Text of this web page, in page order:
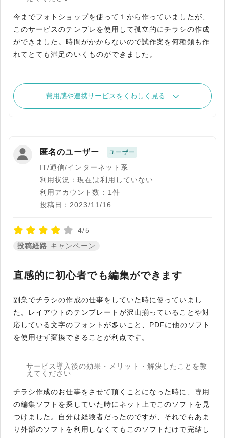
今までフォトショップを使って１から作っていましたが、
このサービスのテンプレを使用して孤立的にチラシの作成
ができました。時間がかからないので試作案を何種類も作
れてとても満足のいくものができました。
費用感や連携サービスをくわしく見る
匿名のユーザー ユーザー
IT/通信/インターネット系
利用状況：現在は利用していない
利用アカウント数：1件
投稿日：2023/11/16
4/5
投稿経路 キャンペーン
直感的に初心者でも編集ができます
副業でチラシの作成の仕事をしていた時に使っていまし
た。レイアウトのテンプレートが沢山揃っていることや対
応している文字のフォントが多いこと、PDFに他のソフト
を使用せず変換できることが利点です。
サービス導入後の効果・メリット・解決したことを教
えてください
チラシ作成のお仕事をさせて頂くことになった時に、専用
の編集ソフトを探していた時にネット上でこのソフトを見
つけました。自分は経験者だったのですが、それでもあま
り外部のソフトを利用しなくてもこのソフトだけで完結し